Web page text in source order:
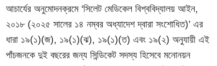
আচার্যের অনুমোদনক্রমে ‘সিলেট মেডিকেল বিশ্ববিদ্যালয় আইন,
২০১৮ (২০২৫ সালের ১৪ নম্বর অধ্যাদেশ দ্বারা সংশোধিত)’ এর
ধারা ১৯(১)(জ), ১৯(১)(ঝ), ১৯(১)(ত) এবং ১৯(২) অনুযায়ী এই
পাঁচজনকে দুই বছরের জন্য সিন্ডিকেট সদস্য হিসেবে মনোনয়ন